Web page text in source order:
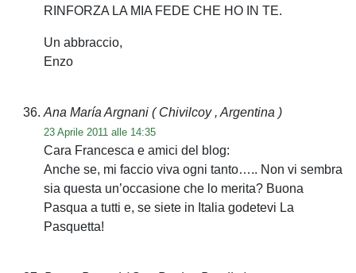
RINFORZA LA MIA FEDE CHE HO IN TE.
Un abbraccio,
Enzo
Ana María Argnani ( Chivilcoy , Argentina )
23 Aprile 2011 alle 14:35
Cara Francesca e amici del blog:
Anche se, mi faccio viva ogni tanto….. Non vi sembra
sia questa un’occasione che lo merita? Buona
Pasqua a tutti e, se siete in Italia godetevi La
Pasquetta!